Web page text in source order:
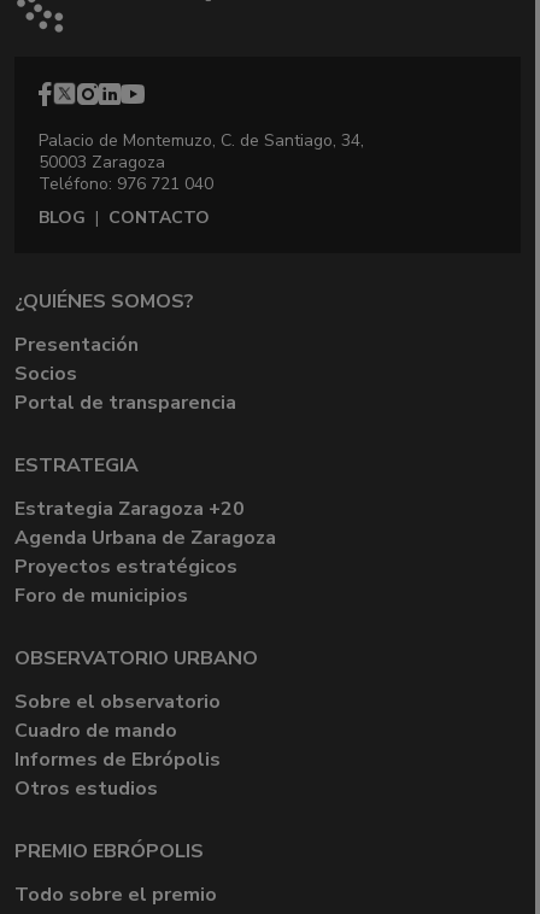
Palacio de Montemuzo, C. de Santiago, 34,
50003 Zaragoza
Teléfono: 976 721 040
BLOG | CONTACTO
¿QUIÉNES SOMOS?
Presentación
Socios
Portal de transparencia
ESTRATEGIA
Estrategia Zaragoza +20
Agenda Urbana de Zaragoza
Proyectos estratégicos
Foro de municipios
OBSERVATORIO URBANO
Sobre el observatorio
Cuadro de mando
Informes de Ebrópolis
Otros estudios
PREMIO EBRÓPOLIS
Todo sobre el premio